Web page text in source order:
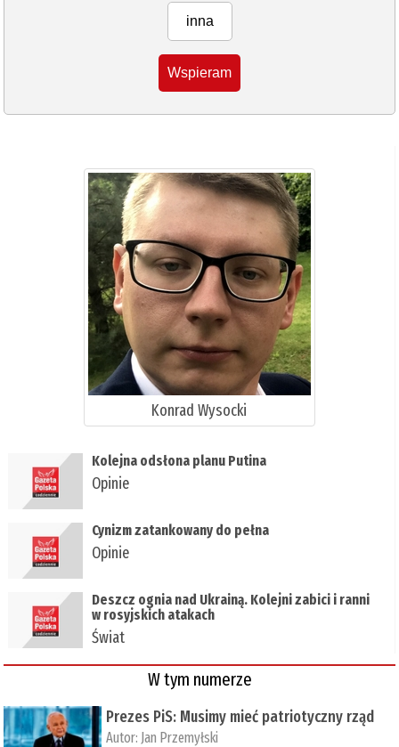
inna
Wspieram
Konrad Wysocki
Kolejna odsłona planu Putina
Opinie
Cynizm zatankowany do pełna
Opinie
Deszcz ognia nad Ukrainą. Kolejni zabici i ranni
w rosyjskich atakach
Świat
W tym numerze
Prezes PiS: Musimy mieć patriotyczny rząd
Autor: Jan Przemyłski